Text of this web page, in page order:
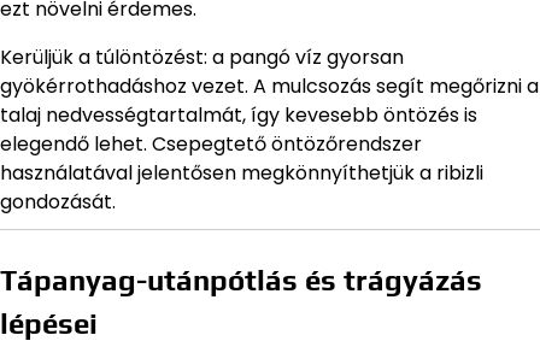
ezt növelni érdemes.
Kerüljük a túlöntözést: a pangó víz gyorsan
gyökérrothadáshoz vezet. A mulcsozás segít megőrizni a
talaj nedvességtartalmát, így kevesebb öntözés is
elegendő lehet. Csepegtető öntözőrendszer
használatával jelentősen megkönnyíthetjük a ribizli
gondozását.
Tápanyag-utánpótlás és trágyázás
lépései